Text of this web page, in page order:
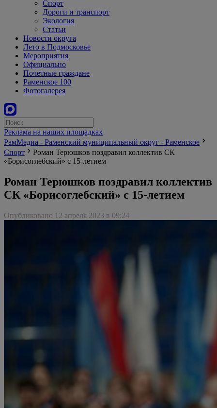
Спорт
Дороги и транспорт
Экология
Статьи
Новости округа
Лето в Подмосковье
Мероприятия
Официально
Почетные граждане
Раменское 100
Фотогалерея
Реклама на наших площадках
РамМедиа - Раменский муниципальный округ - Раменское
Спорт
Роман Терюшков поздравил коллектив СК
«Борисоглебский» с 15-летием
Роман Терюшков поздравил коллектив
СК «Борисоглебский» с 15-летием
Опубликовано 12 апреля 2023 в 09:24